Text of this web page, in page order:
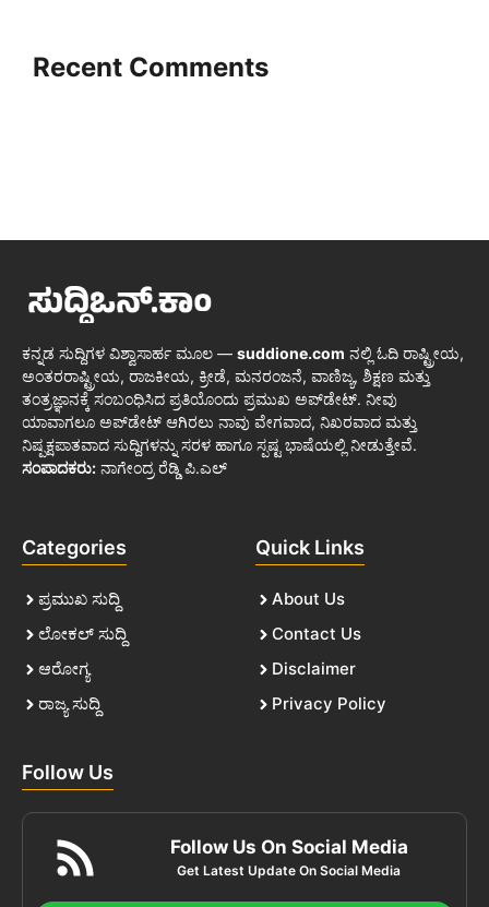
Recent Comments
ಕನ್ನಡ ಸುದ್ದಿಗಳ ವಿಶ್ವಾಸಾರ್ಹ ಮೂಲ — suddione.com ನಲ್ಲಿ ಓದಿ ರಾಷ್ಟ್ರೀಯ,
ಅಂತರರಾಷ್ಟ್ರೀಯ, ರಾಜಕೀಯ, ಕ್ರೀಡೆ, ಮನರಂಜನೆ, ವಾಣಿಜ್ಯ, ಶಿಕ್ಷಣ ಮತ್ತು
ತಂತ್ರಜ್ಞಾನಕ್ಕೆ ಸಂಬಂಧಿಸಿದ ಪ್ರತಿಯೊಂದು ಪ್ರಮುಖ ಅಪ್‌ಡೇಟ್. ನೀವು
ಯಾವಾಗಲೂ ಅಪ್‌ಡೇಟ್ ಆಗಿರಲು ನಾವು ವೇಗವಾದ, ನಿಖರವಾದ ಮತ್ತು
ನಿಷ್ಪಕ್ಷಪಾತವಾದ ಸುದ್ದಿಗಳನ್ನು ಸರಳ ಹಾಗೂ ಸ್ಪಷ್ಟ ಭಾಷೆಯಲ್ಲಿ ನೀಡುತ್ತೇವೆ.
ಸಂಪಾದಕರು: ನಾಗೇಂದ್ರ ರೆಡ್ಡಿ ಪಿ.ಎಲ್
Categories
ಪ್ರಮುಖ ಸುದ್ದಿ
ಲೋಕಲ್ ಸುದ್ದಿ
ಆರೋಗ್ಯ
ರಾಜ್ಯ ಸುದ್ದಿ
Quick Links
About Us
Contact Us
Disclaimer
Privacy Policy
Follow Us
Follow Us On Social Media
Get Latest Update On Social Media